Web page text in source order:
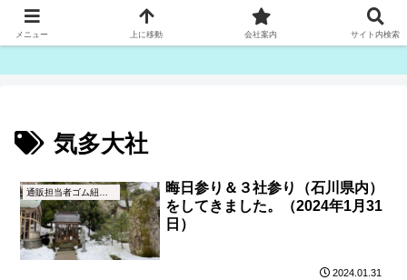
ゴム紐・平ゴム製造販売は津田産業直販部です
気多大社
晦日参り＆３社参り（石川県内）
をしてきました。（2024年1月31
日）
2024.01.31
メニュー 上に移動 会社案内 サイト内検索